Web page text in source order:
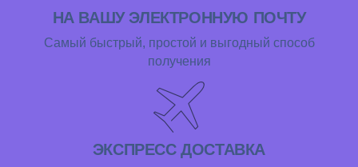
НА ВАШУ ЭЛЕКТРОННУЮ ПОЧТУ
Самый быстрый, простой и выгодный способ
получения
ЭКСПРЕСС ДОСТАВКА